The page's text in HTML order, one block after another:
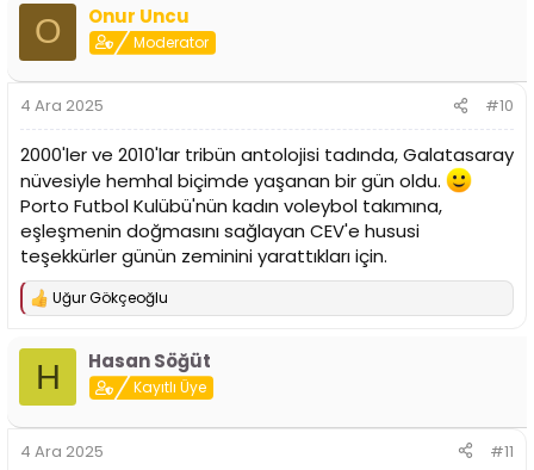
:
O Onur Uncu
Moderator
4 Ara 2025 #10
2000'ler ve 2010'lar tribün antolojisi tadında, Galatasaray
nüvesiyle hemhal biçimde yaşanan bir gün oldu.
Porto Futbol Kulübü'nün kadın voleybol takımına,
eşleşmenin doğmasını sağlayan CEV'e hususi
teşekkürler günün zeminini yarattıkları için.
T
p
l
:
Uğur Gökçeoğlu
H Hasan Söğüt
Kayıtlı Üye
4 Ara 2025 #11